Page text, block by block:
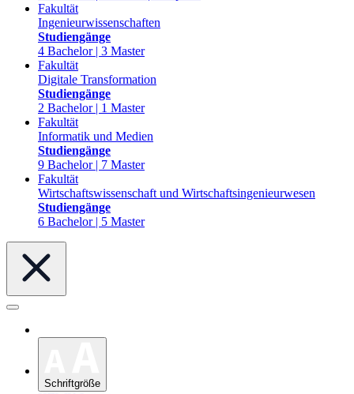
Fakultät
Ingenieurwissenschaften
Studiengänge
4 Bachelor | 3 Master
Fakultät
Digitale Transformation
Studiengänge
2 Bachelor | 1 Master
Fakultät
Informatik und Medien
Studiengänge
9 Bachelor | 7 Master
Fakultät
Wirtschaftswissenschaft und Wirtschaftsingenieurwesen
Studiengänge
6 Bachelor | 5 Master
Schriftgröße